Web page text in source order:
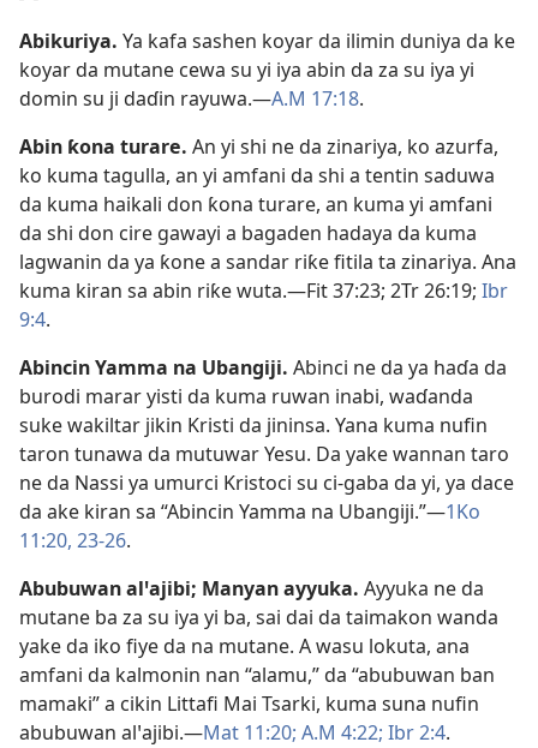
Abikuriya. Ya kafa sashen koyar da ilimin duniya da ke
koyar da mutane cewa su yi iya abin da za su iya yi
domin su ji daɗin rayuwa.​—A.M 17:18.
Abin ƙona turare. An yi shi ne da zinariya, ko azurfa,
ko kuma tagulla, an yi amfani da shi a tentin saduwa
da kuma haikali don ƙona turare, an kuma yi amfani
da shi don cire gawayi a bagaden hadaya da kuma
lagwanin da ya ƙone a sandar riƙe fitila ta zinariya. Ana
kuma kiran sa abin riƙe wuta.​—Fit 37:23; 2Tr 26:19; Ibr
9:4.
Abincin Yamma na Ubangiji. Abinci ne da ya haɗa da
burodi marar yisti da kuma ruwan inabi, waɗanda
suke wakiltar jikin Kristi da jininsa. Yana kuma nufin
taron tunawa da mutuwar Yesu. Da yake wannan taro
ne da Nassi ya umurci Kristoci su ci-gaba da yi, ya dace
da ake kiran sa “Abincin Yamma na Ubangiji.”​—1Ko
11:20, 23-26.
Abubuwan alꞌajibi; Manyan ayyuka. Ayyuka ne da
mutane ba za su iya yi ba, sai dai da taimakon wanda
yake da iko fiye da na mutane. A wasu lokuta, ana
amfani da kalmonin nan “alamu,” da “abubuwan ban
mamaki” a cikin Littafi Mai Tsarki, kuma suna nufin
abubuwan alꞌajibi.​—Mat 11:20; A.M 4:22; Ibr 2:4.